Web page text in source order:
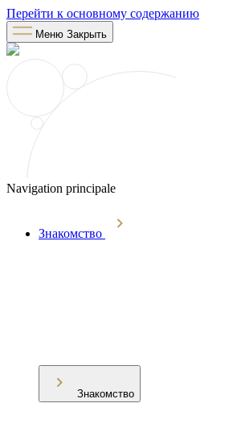
Перейти к основному содержанию
Меню Закрыть
Navigation principale
Знакомство
Знакомство